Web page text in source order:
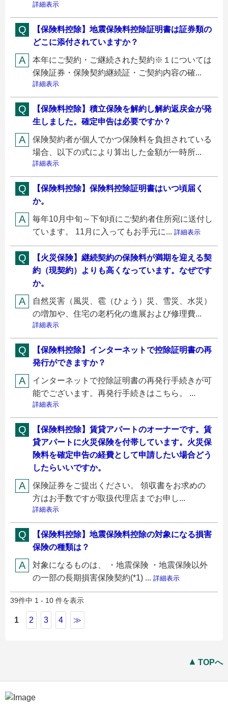
詳細表示
【保険料控除】地震保険料控除証明書は証券類の
どこに添付されていますか？
本年にご契約・ご継続された契約※１については
保険証券・保険契約継続証・ご契約内容の確...
詳細表示
【保険料控除】積立保険を解約し解約返戻金が発
生しました。確定申告は必要ですか？
保険契約者が個人でかつ保険料を負担されている
場合、以下の式により算出した金額が一時所...
詳細表示
【保険料控除】保険料控除証明書はいつ頃届く
か。
毎年10月中旬～下旬頃にご契約者住所宛に送付し
ています。 11月に入ってもお手元に... 詳細表示
【火災保険】継続契約の保険料が満期を迎える契
約（現契約）よりも高くなっています。なぜです
か。
自然災害（風災、雹（ひょう）災、雪災、水災）
の増加や、住宅の老朽化の進展および修理費...
詳細表示
【保険料控除】インターネットで控除証明書の再
発行ができますか？
インターネットで控除証明書の再発行手続きが可
能でございます。再発行手続きはこちら。 ...
詳細表示
【保険料控除】賃貸アパートのオーナーです。賃
貸アパートに火災保険を付帯しています。火災保
険料を確定申告の経費として申請したい場合どう
したらいいですか。
保険証券をご提出ください。 領収書をお求めの
方はお手数ですが取扱代理店までお申し...
詳細表示
【保険料控除】地震保険料控除の対象になる損害
保険の種類は？
対象になるものは、 ・地震保険 ・地震保険以外
の一部の長期損害保険契約(*1) ... 詳細表示
39件中 1 - 10 件を表示
1 2 3 4 ≫
TOPへ